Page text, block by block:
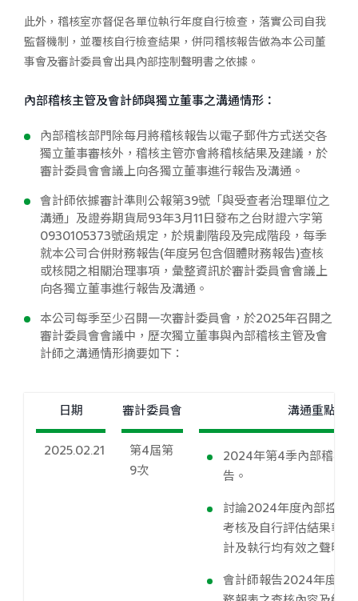
此外，稽核室亦督促各單位執行年度自行檢查，落實公司自我
監督機制，並覆核自行檢查結果，併同稽核報告做為本公司董
事會及審計委員會出具內部控制聲明書之依據。
內部稽核主管及會計師與獨立董事之溝通情形：
內部稽核部門除每月將稽核報告以電子郵件方式送交各
獨立董事審核外，稽核主管亦會將稽核結果及建議，於
審計委員會會議上向各獨立董事進行報告及溝通。
會計師依據審計準則公報第39號「與受查者治理單位之
溝通」及證券期貨局93年3月11日發布之台財證六字第
0930105373號函規定，於規劃階段及完成階段，每季
就本公司合併財務報告(年度另包含個體財務報告)查核
或核閱之相關治理事項，彙整資訊於審計委員會會議上
向各獨立董事進行報告及溝通。
本公司每季至少召開一次審計委員會，於2025年召開之
審計委員會會議中，歷次獨立董事與內部稽核主管及會
計師之溝通情形摘要如下：
日期 審計委員會 溝通重點
2025.02.21
第4屆第
9次
2024年第4季內部稽核
告。
討論2024年度內部控制
考核及自行評估結果報
計及執行均有效之聲明書
會計師報告2024年度個